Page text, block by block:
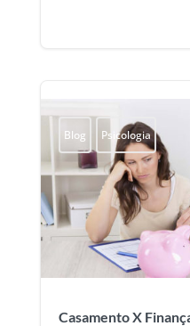
Blog Psicologia
Casamento X